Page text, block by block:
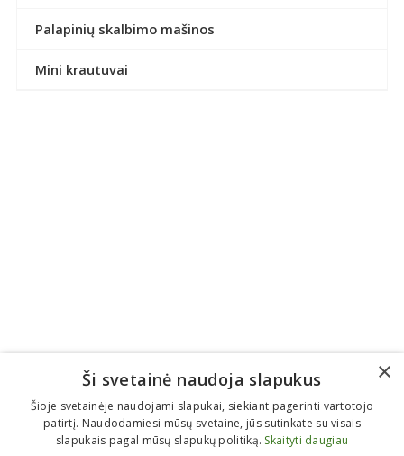
Palapinių skalbimo mašinos
Mini krautuvai
×
Ši svetainė naudoja slapukus
Šioje svetainėje naudojami slapukai, siekiant pagerinti vartotojo
patirtį. Naudodamiesi mūsų svetaine, jūs sutinkate su visais
slapukais pagal mūsų slapukų politiką. Skaityti daugiau